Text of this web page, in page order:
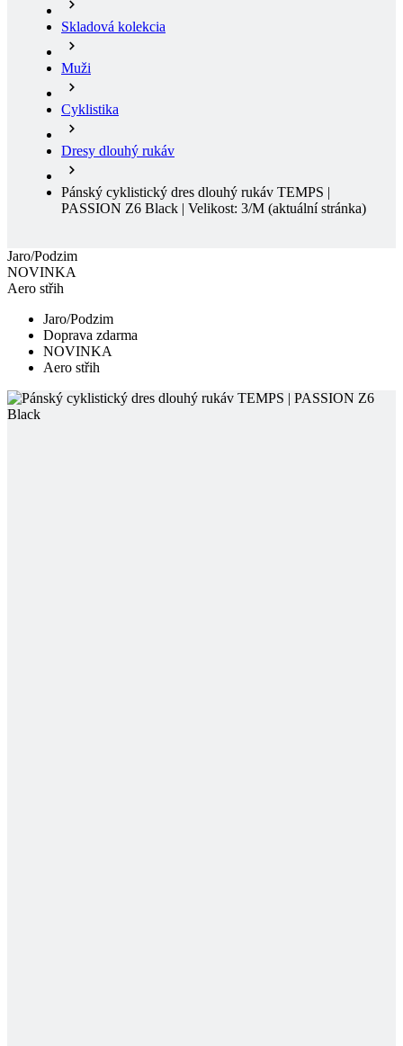
Cyklistika
Dresy dlouhý rukáv
Pánský cyklistický dres dlouhý rukáv TEMPS |
PASSION Z6 Black | Velikost: 3/M
Jaro/Podzim
NOVINKA
Aero střih
Doprava zdarma
NOVINKA
Aero střih